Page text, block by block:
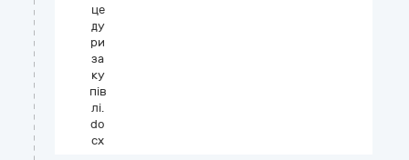
це
ду
ри
за
ку
пів
лі.
do
cx